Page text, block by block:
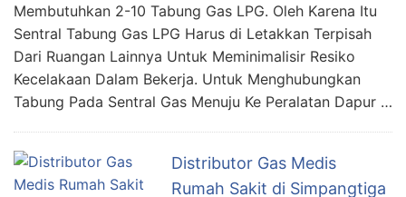
Membutuhkan 2-10 Tabung Gas LPG. Oleh Karena Itu
Sentral Tabung Gas LPG Harus di Letakkan Terpisah
Dari Ruangan Lainnya Untuk Meminimalisir Resiko
Kecelakaan Dalam Bekerja. Untuk Menghubungkan
Tabung Pada Sentral Gas Menuju Ke Peralatan Dapur …
Distributor Gas Medis
Rumah Sakit di Simpangtiga